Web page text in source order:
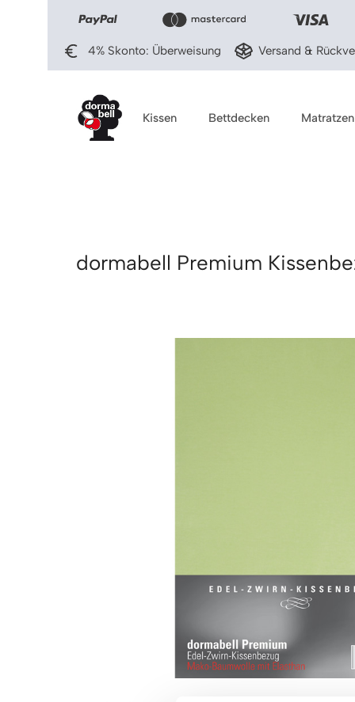
Zur Hauptnavigation springen
4% Skonto: Überweisung Versand &
Kissen Bettdecken Matratzen
dormabell Premium